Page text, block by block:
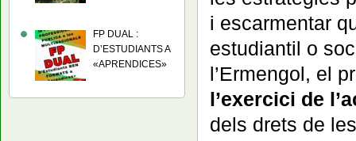
i escarmentar
estudiantil o
l’Ermengol, el
l’exercici de
dels drets de
FP DUAL :
D’ESTUDIANTS A
«APRENDICES»